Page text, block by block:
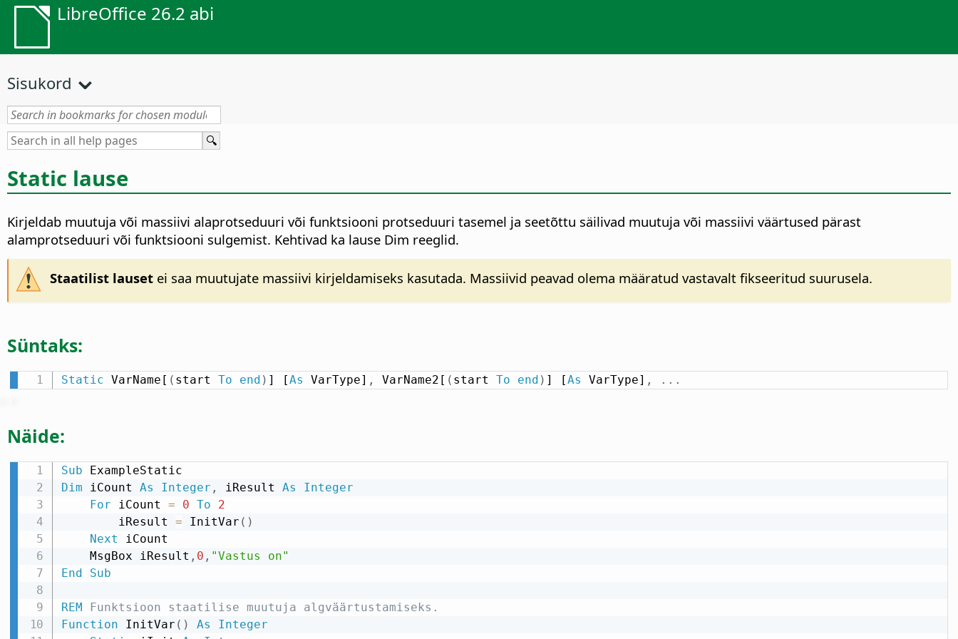
LibreOffice 26.2 abi
Sisukord
Static lause
Kirjeldab muutuja või massiivi alaprotseduuri või funktsiooni protseduuri tasemel ja seetõttu säilivad muutuja või massiivi väärtused pärast
alamprotseduuri või funktsiooni sulgemist. Kehtivad ka lause Dim reeglid.
Staatilist lausetei saa muutujate massiivi kirjeldamiseks kasutada. Massiivid peavad olema määratud vastavalt fikseeritud suurusela.
Süntaks:
Static VarName[ ( start To end ) ] [As VarType] , VarName2[ ( start To end ) ] [As VarType] , . . .
Näide:
Sub
Dim iCount As Integer , iResult As
Integer
For iCount = 0 To
2
        iResult
= InitVar ( )
Next iCount
    MsgBox iResult
, 0 , "Vastus on"
End
Sub
REM Funktsioon staatilise muutuja algväärtustamiseks.
Function InitVar ( ) As
Integer